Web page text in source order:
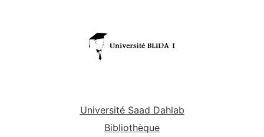
Université Saad Dahlab
Bibliothèque